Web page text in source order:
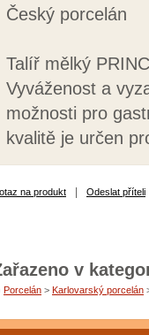
Český porcelán
Talíř mělký
Vyváženost a
možnosti pro
kvalitě je určen
na produkt Odeslat příteli
v
Porcelán > Karlovarský porcelán